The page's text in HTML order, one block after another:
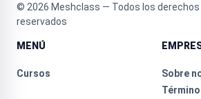
© 2026 Meshclass — Todos los derechos
reservados
MENÚ
Cursos
Sobre